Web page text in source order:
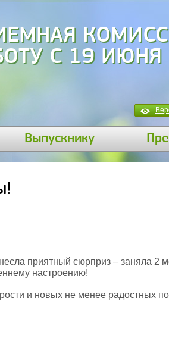
ТЕЛ. 305-50-
Выпускнику
приятный сюрприз – заняла 2
настроению!
и новых не менее радостных